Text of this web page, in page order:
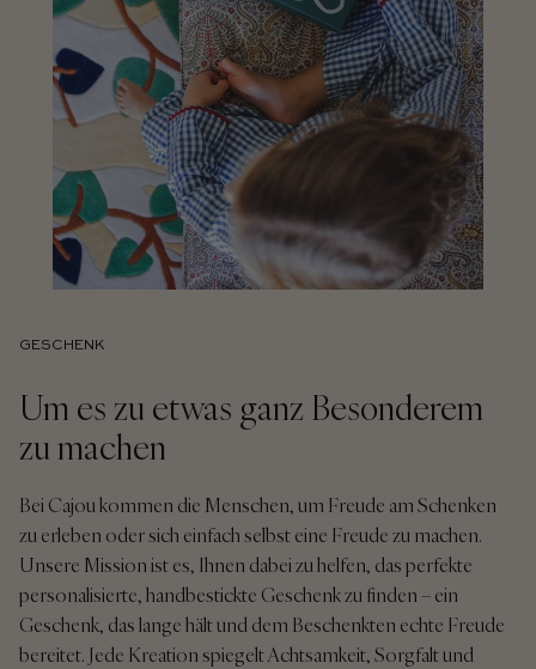
GESCHENK
Um es zu etwas ganz Besonderem
zu machen
Bei Cajou kommen die Menschen, um Freude am Schenken
zu erleben oder sich einfach selbst eine Freude zu machen.
Unsere Mission ist es, Ihnen dabei zu helfen, das perfekte
personalisierte, handbestickte Geschenk zu finden – ein
Geschenk, das lange hält und dem Beschenkten echte Freude
bereitet. Jede Kreation spiegelt Achtsamkeit, Sorgfalt und